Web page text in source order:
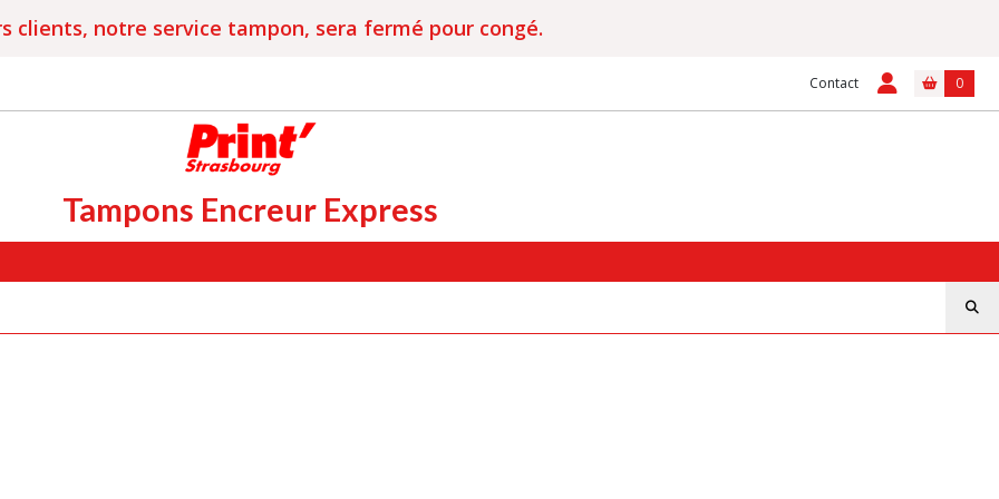
clients, notre service tampon, sera fermé pour congé.
Contact 0
Tampons Encreur Express